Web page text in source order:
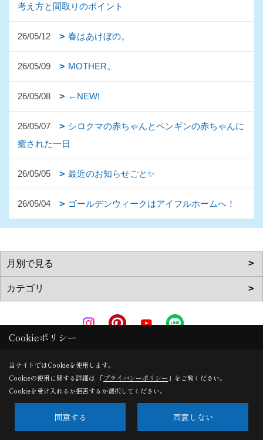
考え方と間取りのポイント
26/05/12 春はあけぼの。
26/05/09 MOTHER。
26/05/08 ←NEW!
26/05/07
シロクマの赤ちゃんとペンギンの赤ちゃんに
癒された一日
26/05/05 最近のお知らせごと✨
26/05/04 ゴールデンウィークはアイフルホームへ！
Copyright (c) AkitaRingyouHome. All Rights Reserved.
Produced byゴデスクリエイト
Cookieポリシー
当サイトではCookieを使用します。
Cookieの使用に関する詳細は 「プライバシーポリシー 」をご覧ください。
Cookieを受け入れるか拒否するか選択してください。
同意する 同意しない